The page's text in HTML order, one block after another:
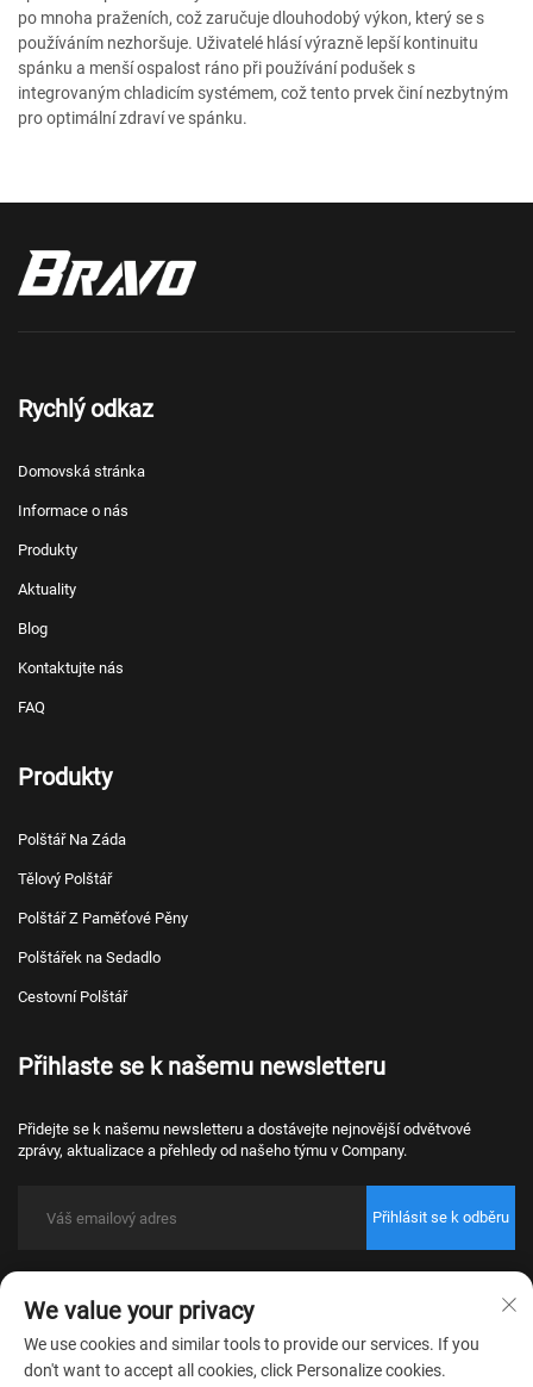
po mnoha praženích, což zaručuje dlouhodobý výkon, který se s
používáním nezhoršuje. Uživatelé hlásí výrazně lepší kontinuitu
spánku a menší ospalost ráno při používání podušek s
integrovaným chladicím systémem, což tento prvek činí nezbytným
pro optimální zdraví ve spánku.
Rychlý odkaz
Domovská stránka
Informace o nás
Produkty
Aktuality
Blog
Kontaktujte nás
FAQ
Produkty
Polštář Na Záda
Tělový Polštář
Polštář Z Paměťové Pěny
Polštářek na Sedadlo
Cestovní Polštář
Přihlaste se k našemu newsletteru
Přidejte se k našemu newsletteru a dostávejte nejnovější odvětvové
zprávy, aktualizace a přehledy od našeho týmu v Company.
Přihlásit se k odběru
práva vyhrazena.
Zásady ochrany osobních údajů
We value your privacy
We use cookies and similar tools to provide our services. If you
don't want to accept all cookies, click Personalize cookies.